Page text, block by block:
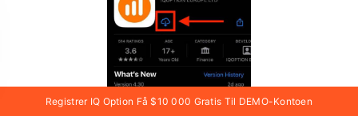
Registrer IQ Option Få $10 000 Gratis Til DEMO-Kontoen